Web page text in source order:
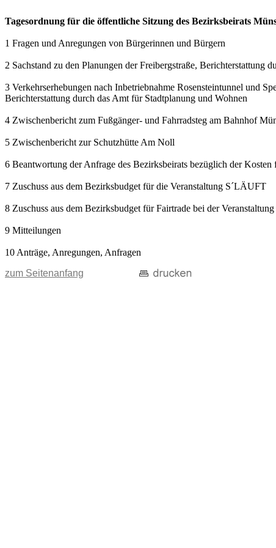
Tagesordnung für die öffentliche Sitzung des Bezirksbeirats
1 Fragen und Anregungen von Bürgerinnen und Bürgern
2 Sachstand zu den Planungen der Freibergstraße, Berichterstattung
3 Verkehrserhebungen nach Inbetriebnahme Rosensteintunnel und
Berichterstattung durch das Amt für Stadtplanung und Wohnen
4 Zwischenbericht zum Fußgänger- und Fahrradsteg am Bahnhof
5 Zwischenbericht zur Schutzhütte Am Noll
6 Beantwortung der Anfrage des Bezirksbeirats bezüglich der
7 Zuschuss aus dem Bezirksbudget für die Veranstaltung S´LÄUFT
8 Zuschuss aus dem Bezirksbudget für Fairtrade bei der
9 Mitteilungen
10 Anträge, Anregungen, Anfragen
zum Seitenanfang